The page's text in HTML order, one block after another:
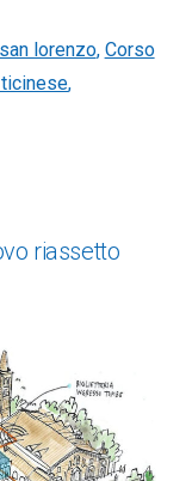
lorenzo, Corso
,
riassetto